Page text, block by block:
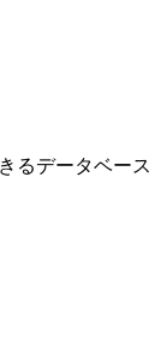
るデータベース